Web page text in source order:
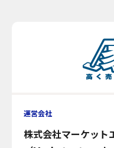
運営会社
株式会社マーケット